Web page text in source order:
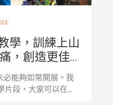
學，訓練上山
，創造更佳...
必能夠如常開展。我
片段，大家可以在...